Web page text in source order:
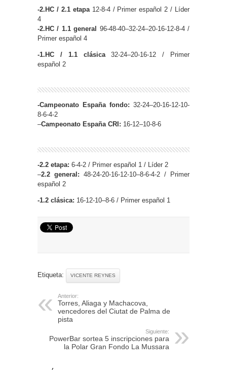
-2.HC / 2.1 etapa12-8-4 / Primer español 2 / Líder
4
-2.HC / 1.1 general 96-48-40–32-24–20-16-12-8-4 /
Primer español 4
-1.HC / 1.1 clásica32-24–20-16-12 / Primer
español 2
-Campeonato España fondo: 32-24–20-16-12-10-
8-6-4-2
–Campeonato España CRI: 16-12–10-8-6
-2.2 etapa: 6-4-2 / Primer español 1 / Líder 2
–2.2 general: 48-24-20-16-12-10–8-6-4-2 / Primer
español 2
-1.2 clásica: 16-12-10–8-6 / Primer español 1
Etiqueta: VICENTE REYNES
Anterior:
Torres, Aliaga y Machacova,
vencedores del Ciutat de Palma de
pista
Siguiente:
PowerBar sortea 5 inscripciones para
la Polar Gran Fondo La Mussara